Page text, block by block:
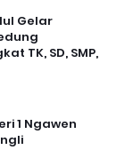
Gelar
TK, SD, SMP,
1 Ngawen